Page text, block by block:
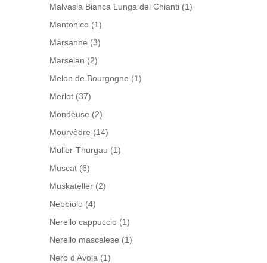
Malvasia Bianca Lunga del Chianti (1)
Mantonico (1)
Marsanne (3)
Marselan (2)
Melon de Bourgogne (1)
Merlot (37)
Mondeuse (2)
Mourvèdre (14)
Müller-Thurgau (1)
Muscat (6)
Muskateller (2)
Nebbiolo (4)
Nerello cappuccio (1)
Nerello mascalese (1)
Nero d'Avola (1)